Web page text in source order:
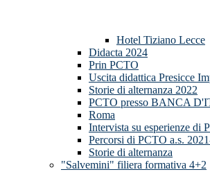
Hotel Tiziano Lecce
Didacta 2024
Prin PCTO
Uscita didattica Presicce
Storie di alternanza 2022
PCTO presso BANCA
Roma
Intervista su esperienze di
Percorsi di PCTO a.s.
Storie di alternanza
"Salvemini" filiera formativa 4+2